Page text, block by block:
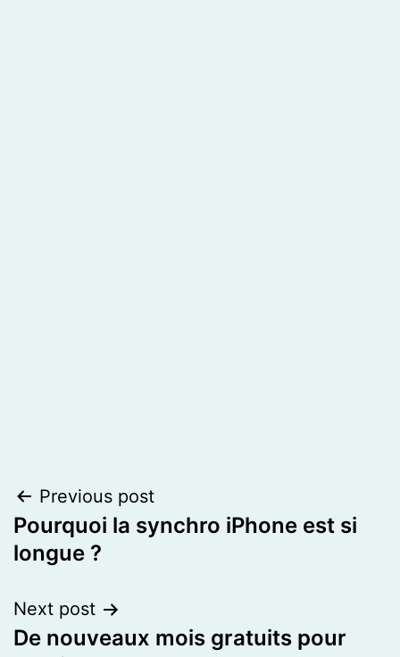
Post
navigation
Previous post
Pourquoi la synchro iPhone est si
longue ?
Next post
De nouveaux mois gratuits pour